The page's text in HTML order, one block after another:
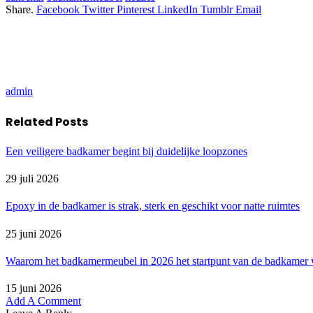
Share. Facebook Twitter Pinterest LinkedIn Tumblr Email
admin
Related Posts
Een veiligere badkamer begint bij duidelijke loopzones
29 juli 2026
Epoxy in de badkamer is strak, sterk en geschikt voor natte ruimtes
25 juni 2026
Waarom het badkamermeubel in 2026 het startpunt van de badkamer
15 juni 2026
Add A Comment